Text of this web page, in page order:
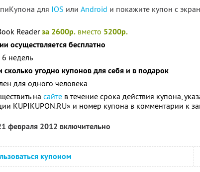
для IOS или Android и покажите купон с
Readerза 2600р. вместо 5200р.
осуществляется бесплатно
недель
сколько угодно купонов для себя и в подарок
для одного человека
на сайте в течение срока действия купона,
KUPIKUPON.RU» и номер купона в комментарии к
февраля 2012 включительно
купоном